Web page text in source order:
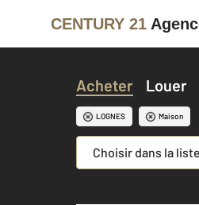
CENTURY 21
Acheter Louer
LOGNES Maison
Choisir dans la liste